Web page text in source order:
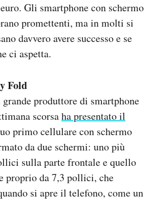
Gli smartphone con schermo
promettenti, ma in molti si
davvero avere successo e se
ci aspetta.
Fold
produttore di smartphone
scorsaha presentato il
primo cellulare con schermo
da due schermi: uno più
sulla parte frontale e quello
proprio da 7,3 pollici, che
si apre il telefono, come un